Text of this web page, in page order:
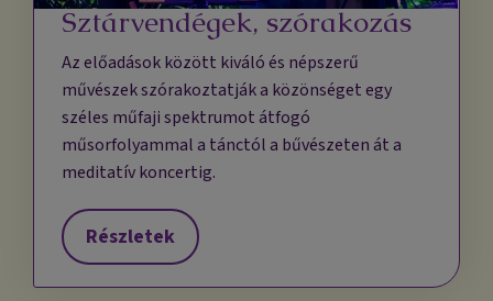
Sztárvendégek, szórakozás
Az előadások között kiváló és népszerű
művészek szórakoztatják a közönséget egy
széles műfaji spektrumot átfogó
műsorfolyammal a tánctól a bűvészeten át a
meditatív koncertig.
Részletek